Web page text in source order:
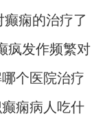
痫的治疗了
疯发作频繁对
个医院治疗
痫病人吃什